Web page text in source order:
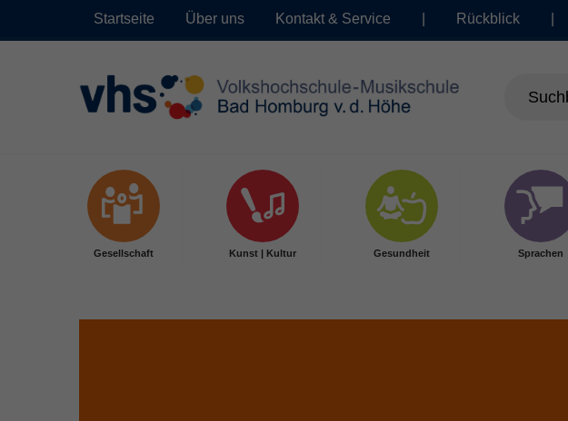
Startseite Über uns Kontakt & Service Rückblick
Gesellschaft Kunst | Kultur Gesundheit Sprachen